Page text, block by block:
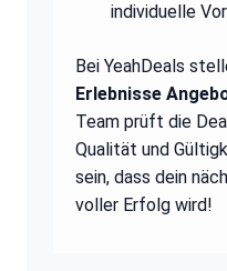
individuelle
Bei YeahDeals
Erlebnisse
Team prüft die
Qualität und
sein, dass dein
voller Erfolg wird!